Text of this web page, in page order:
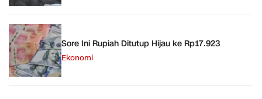
Sore Ini Rupiah Ditutup Hijau ke Rp17.923
Ekonomi